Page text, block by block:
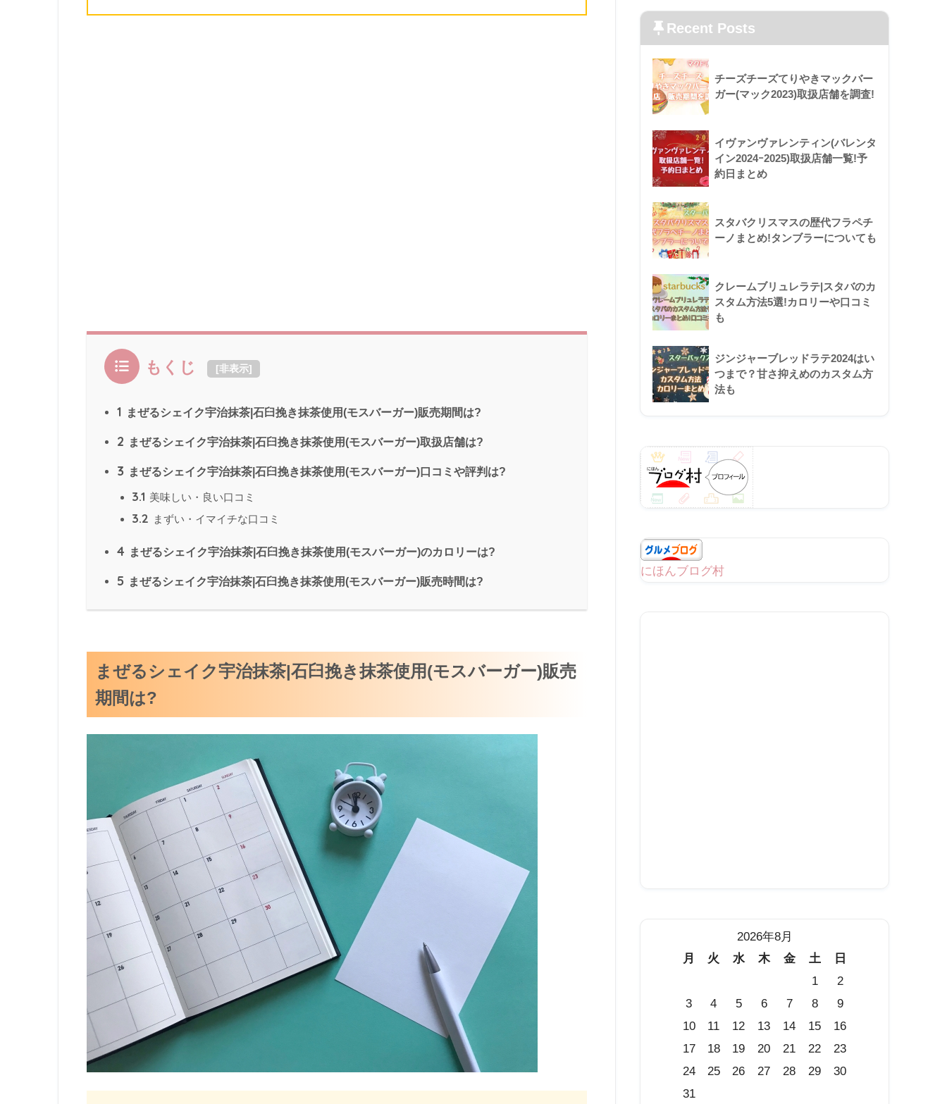
もくじ [非表示]
1 まぜるシェイク宇治抹茶|石臼挽き抹茶使用(モスバーガー)販売期間は?
2 まぜるシェイク宇治抹茶|石臼挽き抹茶使用(モスバーガー)取扱店舗は?
3 まぜるシェイク宇治抹茶|石臼挽き抹茶使用(モスバーガー)口コミや評判は?
3.1 美味しい・良い口コミ
3.2 まずい・イマイチな口コミ
4 まぜるシェイク宇治抹茶|石臼挽き抹茶使用(モスバーガー)のカロリーは?
5 まぜるシェイク宇治抹茶|石臼挽き抹茶使用(モスバーガー)販売時間は?
まぜるシェイク宇治抹茶|石臼挽き抹茶使用(モスバーガー)販売
期間は?
Recent Posts
チーズチーズてりやきマックバー
ガー(マック2023)取扱店舗を調査!
イヴァンヴァレンティン(バレンタ
イン2024ｰ2025)取扱店舗一覧!予
約日まとめ
スタバクリスマスの歴代フラペチ
ーノまとめ!タンブラーについても
クレームブリュレラテ|スタバのカ
スタム方法5選!カロリーや口コミ
も
ジンジャーブレッドラテ2024はい
つまで？甘さ抑えめのカスタム方
法も
にほんブログ村
2026年8月
月
火 水 木 金 土
日
1
2
3
4 5 6 7 8
9
10
11 12 13 14 15
16
17
18 19 20 21 22
23
24
25 26 27 28 29
30
31